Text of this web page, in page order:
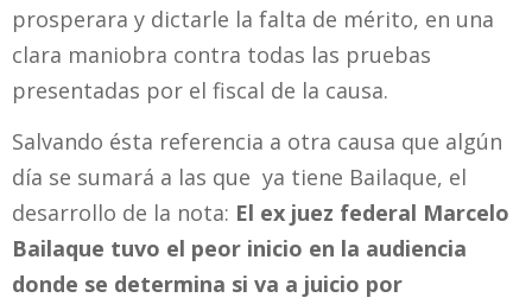
prosperara y dictarle la falta de mérito, en una
clara maniobra contra todas las pruebas
presentadas por el fiscal de la causa.
Salvando ésta referencia a otra causa que algún
día se sumará a las que ya tiene Bailaque, el
desarrollo de la nota: El ex juez federal Marcelo
Bailaque tuvo el peor inicio en la audiencia
donde se determina si va a juicio por